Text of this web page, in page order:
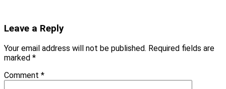
Leave a Reply
Your email address will not be published. Required fields are
marked *
Comment *